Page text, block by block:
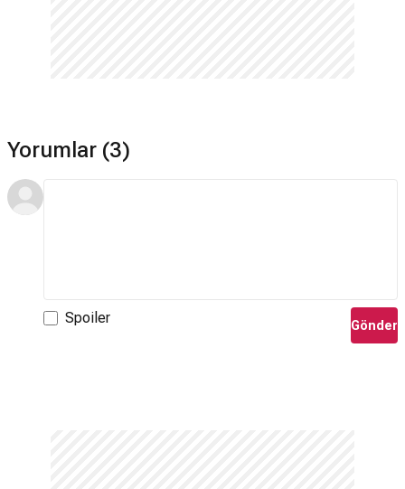
Yorumlar (3)
Spoiler Gönder